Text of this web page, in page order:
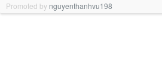
Promoted by nguyenthanhvu198